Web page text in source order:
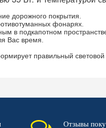
дорожного покрытия.
фонарях.
в подкапотном
Вас время.
правильный
Отзывы